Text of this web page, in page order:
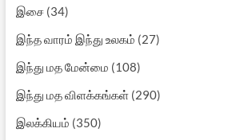
இசை(34)
இந்த வாரம் இந்து உலகம் (27)
இந்து மத மேன்மை (108)
இந்து மத விளக்கங்கள்(290)
இலக்கியம் (350)